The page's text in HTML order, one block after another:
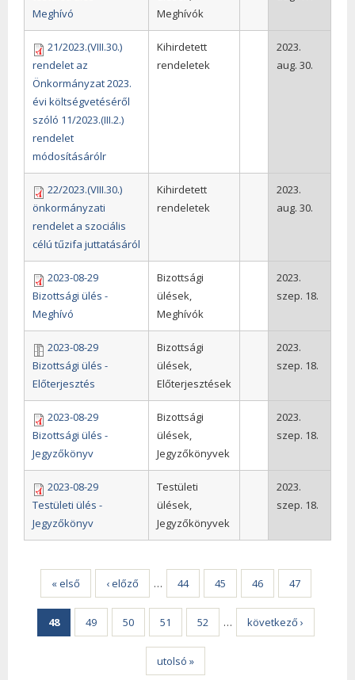
Meghívó
Meghívók
21/2023.(VIII.30.)
rendelet az
Önkormányzat 2023.
évi költségvetéséről
szóló 11/2023.(III.2.)
rendelet
módosításárólr
Kihirdetett
rendeletek
2023.
aug. 30.
22/2023.(VIII.30.)
önkormányzati
rendelet a szociális
célú tűzifa juttatásáról
Kihirdetett
rendeletek
2023.
aug. 30.
2023-08-29
Bizottsági ülés -
Meghívó
Bizottsági
ülések,
Meghívók
2023.
szep. 18.
2023-08-29
Bizottsági ülés -
Előterjesztés
Bizottsági
ülések,
Előterjesztések
2023.
szep. 18.
2023-08-29
Bizottsági ülés -
Jegyzőkönyv
Bizottsági
ülések,
Jegyzőkönyvek
2023.
szep. 18.
2023-08-29
Testületi ülés -
Jegyzőkönyv
Testületi
ülések,
Jegyzőkönyvek
2023.
szep. 18.
Oldalak
« első ‹ előző … 44 45 46 47
48 49 50 51 52 … következő ›
utolsó »